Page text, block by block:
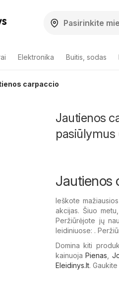
Elektronika Buitis, sodas
carpaccio
Jautienos
pasiūlymus
Jautienos
Ieškote
akcijas. Šiuo
Peržiūrėjote jų
leidiniuose: .
Domina kiti
kainuojaPienas
Eleidinys.lt.